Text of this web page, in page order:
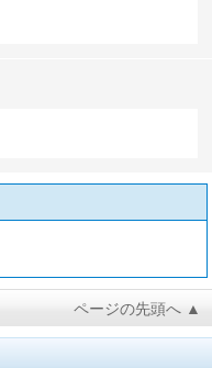
ページの先頭へ ▲